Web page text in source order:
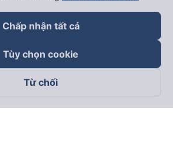
Chấp nhận tất cả
Tùy chọn cookie
Từ chối